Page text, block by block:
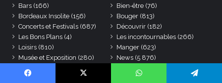
Bars (166) Bien-être (76)
Bordeaux Insolite (156) Bouger (813)
Concerts et Festivals (687) Découvrir (182)
Les Bons Plans (4) Les incontournables (266)
Loisirs (810) Manger (623)
Musée et Exposition (280) News (5 876)
Reportages
Restaurants
Shopping
(289)